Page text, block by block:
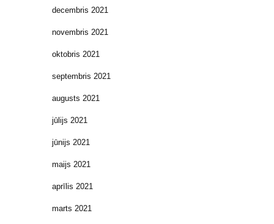
decembris 2021
novembris 2021
oktobris 2021
septembris 2021
augusts 2021
jūlijs 2021
jūnijs 2021
maijs 2021
aprīlis 2021
marts 2021